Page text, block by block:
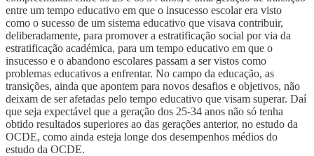
entre um tempo educativo em que o insucesso escolar era visto
como o sucesso de um sistema educativo que visava contribuir,
deliberadamente, para promover a estratificação social por via da
estratificação académica, para um tempo educativo em que o
insucesso e o abandono escolares passam a ser vistos como
problemas educativos a enfrentar. No campo da educação, as
transições, ainda que apontem para novos desafios e objetivos, não
deixam de ser afetadas pelo tempo educativo que visam superar. Daí
que seja expectável que a geração dos 25-34 anos não só tenha
obtido resultados superiores ao das gerações anterior, no estudo da
OCDE, como ainda esteja longe dos desempenhos médios do
estudo da OCDE.